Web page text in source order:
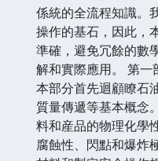
係統的全流程知識。
操作的基石，因此，
準確，避免冗餘的數
解和實際應用。 第一
本部分首先迴顧瞭石
質量傳遞等基本概念
料和産品的物理化學
腐蝕性、閃點和爆炸